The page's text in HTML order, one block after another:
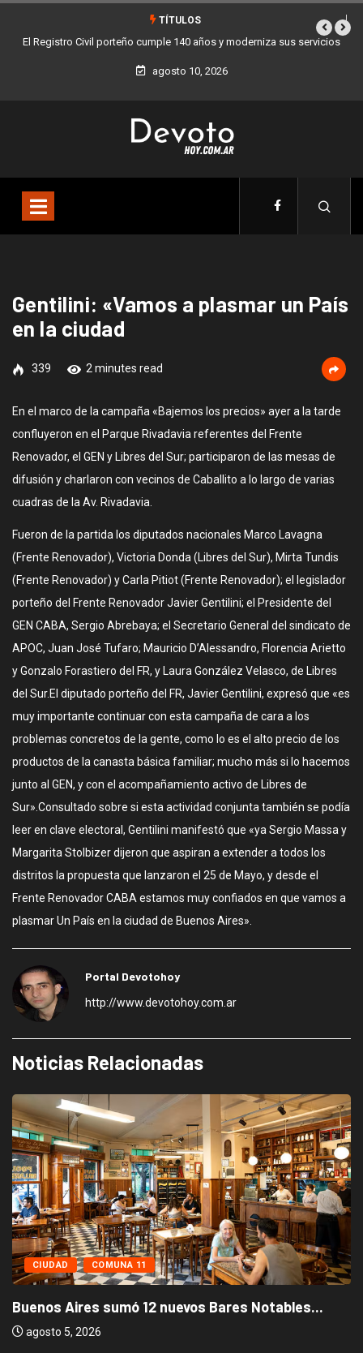
TÍTULOS
El Registro Civil porteño cumple 140 años y moderniza sus servicios
agosto 10, 2026
Gentilini: «Vamos a plasmar un País
en la ciudad
339 2 minutes read
En el marco de la campaña «Bajemos los precios» ayer a la tarde
confluyeron en el Parque Rivadavia referentes del Frente
Renovador, el GEN y Libres del Sur; participaron de las mesas de
difusión y charlaron con vecinos de Caballito a lo largo de varias
cuadras de la Av. Rivadavia.
Fueron de la partida los diputados nacionales Marco Lavagna
(Frente Renovador), Victoria Donda (Libres del Sur), Mirta Tundis
(Frente Renovador) y Carla Pitiot (Frente Renovador); el legislador
porteño del Frente Renovador Javier Gentilini; el Presidente del
GEN CABA, Sergio Abrebaya; el Secretario General del sindicato de
APOC, Juan José Tufaro; Mauricio D’Alessandro, Florencia Arietto
y Gonzalo Forastiero del FR, y Laura González Velasco, de Libres
del Sur.El diputado porteño del FR, Javier Gentilini, expresó que «es
muy importante continuar con esta campaña de cara a los
problemas concretos de la gente, como lo es el alto precio de los
productos de la canasta básica familiar; mucho más si lo hacemos
junto al GEN, y con el acompañamiento activo de Libres de
Sur».Consultado sobre si esta actividad conjunta también se podía
leer en clave electoral, Gentilini manifestó que «ya Sergio Massa y
Margarita Stolbizer dijeron que aspiran a extender a todos los
distritos la propuesta que lanzaron el 25 de Mayo, y desde el
Frente Renovador CABA estamos muy confiados en que vamos a
plasmar Un País en la ciudad de Buenos Aires».
Portal Devotohoy
http://www.devotohoy.com.ar
Noticias Relacionadas
CIUDAD COMUNA 11
Buenos Aires sumó 12 nuevos Bares Notables...
agosto 5, 2026